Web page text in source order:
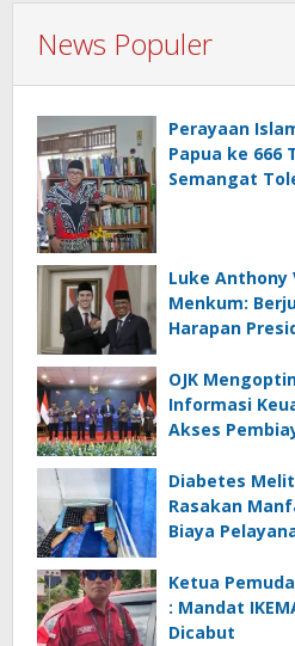
News Populer
Perayaan
Papua ke 666
Semangat
Luke Anthony
Menkum:
Harapan
OJK
Informasi
Akses
Diabetes
Rasakan
Biaya
Ketua
: Mandat
Dicabut